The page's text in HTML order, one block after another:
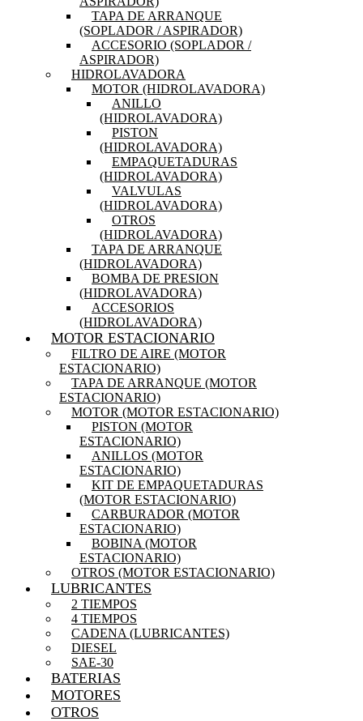
TAPA DE ARRANQUE
(SOPLADOR / ASPIRADOR)
ACCESORIO (SOPLADOR /
ASPIRADOR)
HIDROLAVADORA
MOTOR (HIDROLAVADORA)
ANILLO
(HIDROLAVADORA)
PISTON
(HIDROLAVADORA)
EMPAQUETADURAS
(HIDROLAVADORA)
VALVULAS
(HIDROLAVADORA)
OTROS
(HIDROLAVADORA)
TAPA DE ARRANQUE
(HIDROLAVADORA)
BOMBA DE PRESION
(HIDROLAVADORA)
ACCESORIOS
(HIDROLAVADORA)
MOTOR ESTACIONARIO
FILTRO DE AIRE (MOTOR
ESTACIONARIO)
TAPA DE ARRANQUE (MOTOR
ESTACIONARIO)
MOTOR (MOTOR ESTACIONARIO)
PISTON (MOTOR
ESTACIONARIO)
ANILLOS (MOTOR
ESTACIONARIO)
KIT DE EMPAQUETADURAS
(MOTOR ESTACIONARIO)
CARBURADOR (MOTOR
ESTACIONARIO)
BOBINA (MOTOR
ESTACIONARIO)
OTROS (MOTOR ESTACIONARIO)
LUBRICANTES
2 TIEMPOS
4 TIEMPOS
CADENA (LUBRICANTES)
DIESEL
SAE-30
BATERIAS
MOTORES
OTROS